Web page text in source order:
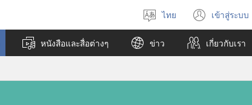
เลือก
ภาษา
ไทย เข้าสู่ระบบ
(เปิด
หน้าต่าง
ใหม่)
หนังสือและสื่อต่างๆ ข่าว เกี่ยว​กับ​เรา